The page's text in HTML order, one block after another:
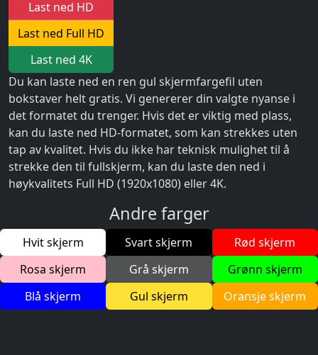
Last ned HD
Last ned Full HD
Last ned 4K
Du kan laste ned en ren gul skjermfargefil uten
bokstaver helt gratis. Vi genererer din valgte nyanse i
det formatet du trenger. Hvis det er viktig med plass,
kan du laste ned HD-formatet, som kan strekkes uten
tap av kvalitet. Hvis du ikke har teknisk mulighet til å
strekke den til fullskjerm, kan du laste den ned i
høykvalitets Full HD (1920x1080) eller 4K.
Andre farger
Hvit skjerm Svart skjerm
Rød skjerm
Rosa skjerm
Grå skjerm
Grønn skjerm
Blå skjerm
Gul skjerm Oransje skjerm